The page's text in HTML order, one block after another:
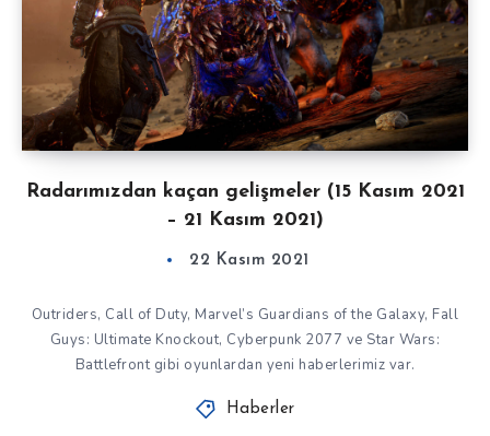
Radarımızdan kaçan gelişmeler (15 Kasım 2021
– 21 Kasım 2021)
22 Kasım 2021
Outriders, Call of Duty, Marvel’s Guardians of the Galaxy, Fall
Guys: Ultimate Knockout, Cyberpunk 2077 ve Star Wars:
Battlefront gibi oyunlardan yeni haberlerimiz var.
Haberler